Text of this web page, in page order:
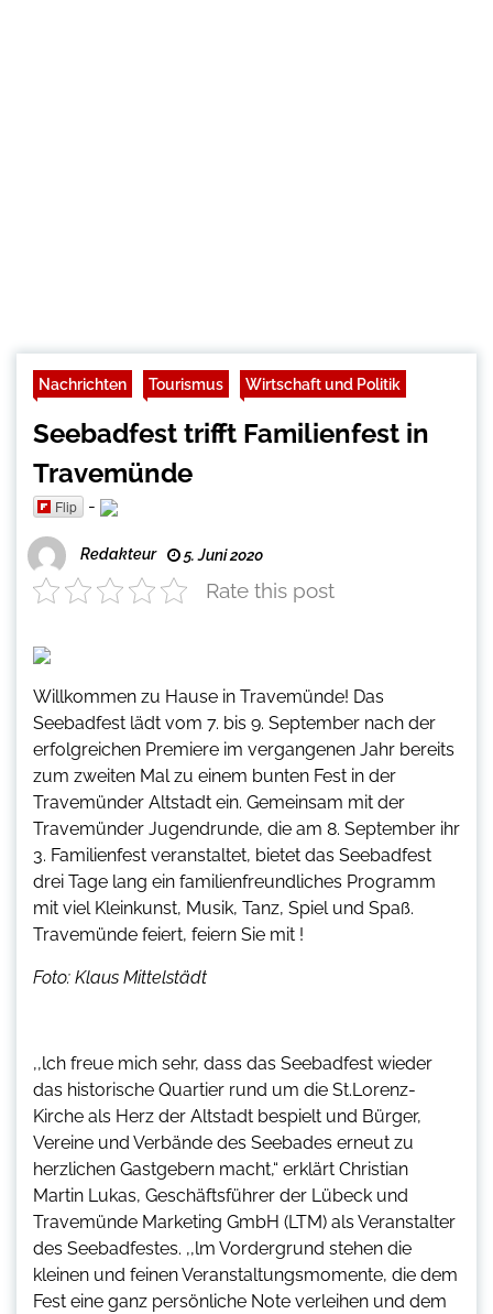
Nachrichten Tourismus Wirtschaft und Politik
Seebadfest trifft Familienfest in
Travemünde
Flip -
Redakteur 5. Juni 2020
Rate this post
Willkommen zu Hause in Travemünde! Das
Seebadfest lädt vom 7. bis 9. September nach der
erfolgreichen Premiere im vergangenen Jahr bereits
zum zweiten Mal zu einem bunten Fest in der
Travemünder Altstadt ein. Gemeinsam mit der
Travemünder Jugendrunde, die am 8. September ihr
3. Familienfest veranstaltet, bietet das Seebadfest
drei Tage lang ein familienfreundliches Programm
mit viel Kleinkunst, Musik, Tanz, Spiel und Spaß.
Travemünde feiert, feiern Sie mit !
Foto: Klaus Mittelstädt
,,lch freue mich sehr, dass das Seebadfest wieder
das historische Quartier rund um die St.Lorenz-
Kirche als Herz der Altstadt bespielt und Bürger,
Vereine und Verbände des Seebades erneut zu
herzlichen Gastgebern macht,“ erklärt Christian
Martin Lukas, Geschäftsführer der Lübeck und
Travemünde Marketing GmbH (LTM) als Veranstalter
des Seebadfestes. ,,lm Vordergrund stehen die
kleinen und feinen Veranstaltungsmomente, die dem
Fest eine ganz persönliche Note verleihen und dem